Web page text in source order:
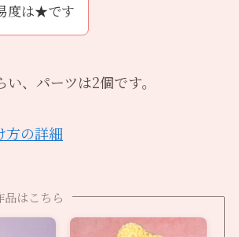
度は★です
、パーツは2個です。
方の詳細
品はこちら